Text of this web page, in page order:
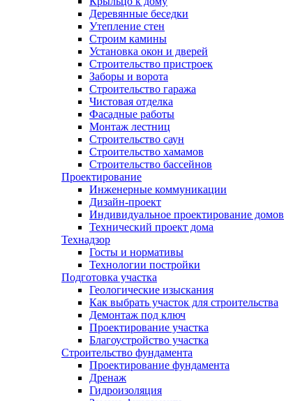
Деревянные беседки
Утепление стен
Строим камины
Установка окон и дверей
Строительство пристроек
Заборы и ворота
Строительство гаража
Чистовая отделка
Фасадные работы
Монтаж лестниц
Строительство саун
Строительство хамамов
Строительство бассейнов
Проектирование
Инженерные коммуникации
Дизайн-проект
Индивидуальное проектирование домов
Технический проект дома
Технадзор
Госты и нормативы
Технологии постройки
Подготовка участка
Геологические изыскания
Как выбрать участок для строительства
Демонтаж под ключ
Проектирование участка
Благоустройство участка
Строительство фундамента
Проектирование фундамента
Дренаж
Гидроизоляция